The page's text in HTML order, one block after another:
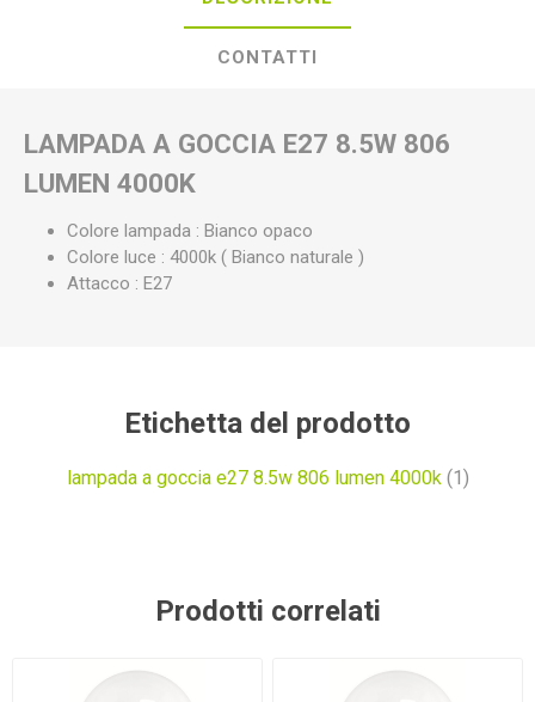
CONTATTI
LAMPADA A GOCCIA E27 8.5W 806
LUMEN 4000K
Colore lampada : Bianco opaco
Colore luce : 4000k ( Bianco naturale )
Attacco : E27
Etichetta del prodotto
lampada a goccia e27 8.5w 806 lumen 4000k (1)
Prodotti correlati